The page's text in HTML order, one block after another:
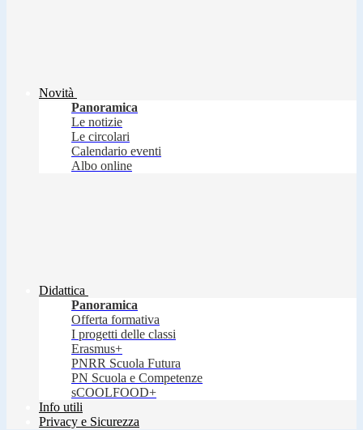
Novità
Panoramica
Le notizie
Le circolari
Calendario eventi
Albo online
Didattica
Panoramica
Offerta formativa
I progetti delle classi
Erasmus+
PNRR Scuola Futura
PN Scuola e Competenze
sCOOLFOOD+
Info utili
Privacy e Sicurezza